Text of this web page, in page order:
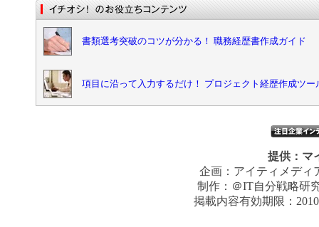
書類選考突破のコツが分かる！ 職務経歴書作成ガイド
項目に沿って入力するだけ！ プロジェクト経歴作成ツー
提供： マ
企画： アイティメディ
制作： ＠IT自分戦略研
掲載内容有効期限：